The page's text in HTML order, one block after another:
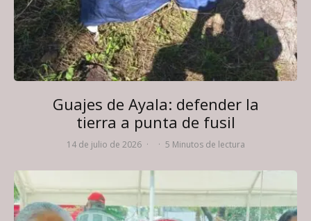
Guajes de Ayala: defender la
tierra a punta de fusil
14 de julio de 2026 · · 5 Minutos de lectura